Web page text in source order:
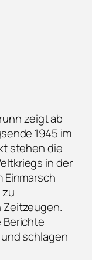
zeigt ab
1945 im
stehen die
in der
Einmarsch
Zeitzeugen.
Berichte
schlagen